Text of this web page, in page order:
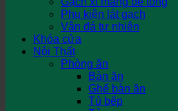
Phụ kiện lát gạch
Vân đá tự nhiên
Khóa cửa
Nội Thất
Phòng ăn
Bàn ăn
Ghế bàn ăn
Tủ bếp